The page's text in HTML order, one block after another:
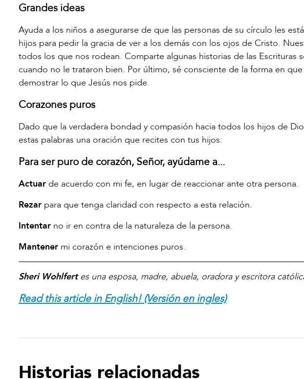
Grandes ideas
Ayuda a los niños a asegurarse de que las personas de su círculo les
hijos para pedir la gracia de ver a los demás con los ojos de Cristo.
todos los que nos rodean. Comparte algunas historias de las Escrituras
cuando no le trataron bien. Por último, sé consciente de la forma en
demostrar lo que Jesús nos pide.
Corazones puros
Dado que la verdadera bondad y compasión hacia todos los hijos de
estas palabras una oración que recites con tus hijos:
Para ser puro de corazón, Señor, ayúdame a...
Actuar de acuerdo con mi fe, en lugar de reaccionar ante otra persona.
Rezar para que tenga claridad con respecto a esta relación.
Intentar no ir en contra de la naturaleza de la persona.
Mantener mi corazón e intenciones puros.
Sheri Wohlfertes una esposa, madre, abuela, oradora y escritora
Read this article in English! (Versión en ingles)
Historias relacionadas